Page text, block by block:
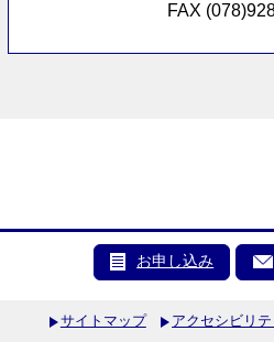
FAX
お申し込み
サイトマップ アクセシビリテ